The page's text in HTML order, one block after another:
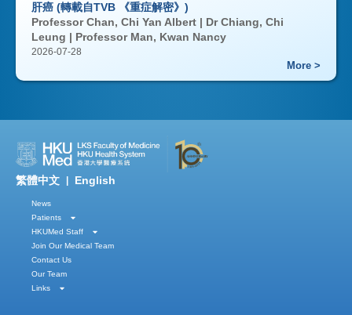
肝癌 (轉載自TVB 《重症解密》)
Professor Chan, Chi Yan Albert | Dr Chiang, Chi
Leung | Professor Man, Kwan Nancy
2026-07-28
More >
繁體中文 English
News
Patients
HKUMed Staff
Join Our Medical Team
Contact Us
Our Team
Links